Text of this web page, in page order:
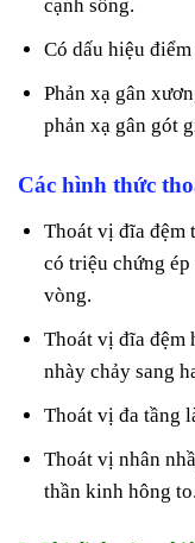
cạnh sống.
Có dấu hiệu
Phản xạ gân
phản xạ gân gót
Các hình thức
Thoát vị đĩa đệm
có triệu chứng
vòng.
Thoát vị đĩa đệm
nhày chảy sang
Thoát vị đa tầng
Thoát vị nhân
thần kinh hông to.